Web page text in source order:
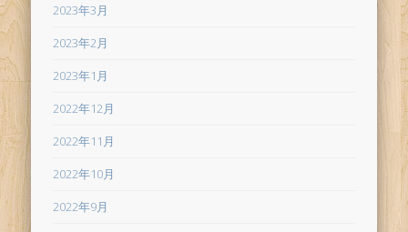
2023年3月
2023年2月
2023年1月
2022年12月
2022年11月
2022年10月
2022年9月